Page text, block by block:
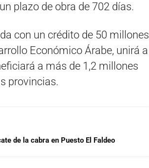
plazo de obra de 702 días.
con un crédito de 50 millones
Económico Árabe, unirá a
a más de 1,2 millones
provincias.
de la cabra en Puesto El Faldeo